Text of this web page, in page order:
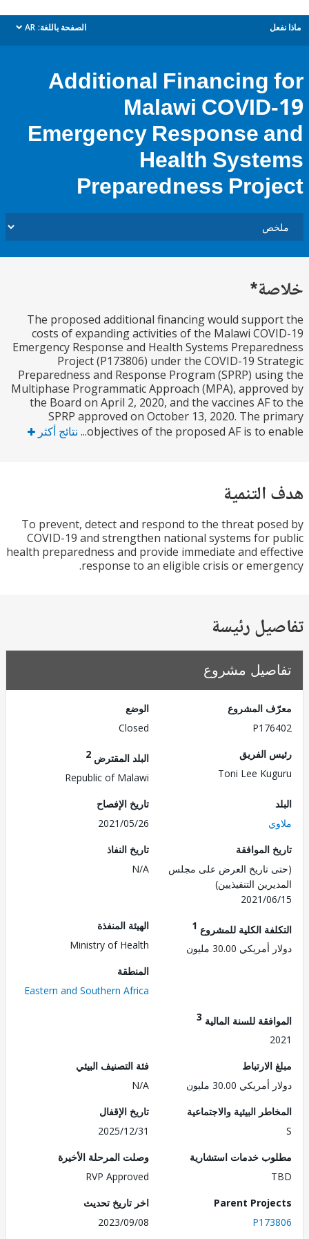
الصفحة باللغة: AR
dropdown
Additional
Malawi
Emergency Response
Health
Preparedness
The proposed additional financing would
costs of expanding activities of the Malawi
Emergency Response and Health Systems
Project (P173806) under the COVID-19
Preparedness and Response Program (SPRP)
Multiphase Programmatic Approach (MPA),
the Board on April 2, 2020, and the vaccines AF
SPRP approved on October 13, 2020. The
objectives of the proposed AF is to
نتائج أكثر
To prevent, detect and respond to the threat
COVID-19 and strengthen national systems for
health preparedness and provide immediate and
response to an eligible crisis or
رئيسة
مشروع
المشروع
الفريق
Toni Lee
البلد المقترض
Republic of Malawi
تاريخ الإفصاح
2021/05/26
الموافقة
تاريخ العرض على مجلس
التنفيذيين)
2021/
تاريخ النفاذ
N/A
الكلية للمشروع1
30.00 مليون
الهيئة المنفذة
Ministry of Health
Eastern and Southern Africa
للسنة المالية3
30.00 مليون
فئة التصنيف البيئي
البيئية والاجتماعية
تاريخ الإقفال
2025/12/31
خدمات استشارية
وصلت المرحلة الأخيرة
RVP Approved
Parent
اخر تاريخ تحديث
2023/09/08